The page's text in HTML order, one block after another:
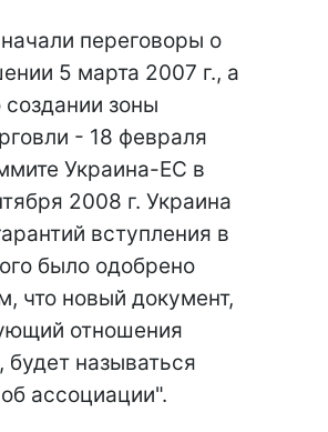
переговоры о
5 марта 2007 г., а
зоны
- 18 февраля
Украина-ЕС в
2008 г. Украина
вступления в
было одобрено
что новый документ,
отношения
называться
ассоциации".